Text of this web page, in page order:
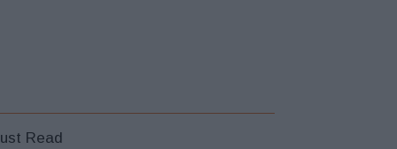
Read